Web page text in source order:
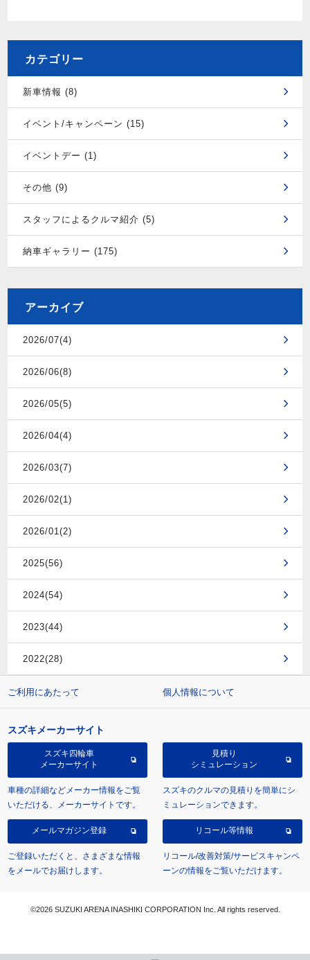
カテゴリー
新車情報 (8)
イベント/キャンペーン (15)
イベントデー (1)
その他 (9)
スタッフによるクルマ紹介 (5)
納車ギャラリー (175)
アーカイブ
2026/07(4)
2026/06(8)
2026/05(5)
2026/04(4)
2026/03(7)
2026/02(1)
2026/01(2)
2025(56)
2024(54)
2023(44)
2022(28)
ご利用にあたって 個人情報について
スズキメーカーサイト
スズキ四輪車
メーカーサイト
車種の詳細などメーカー情報をご覧
いただける、メーカーサイトです。
見積り
シミュレーション
スズキのクルマの見積りを簡単にシ
ミュレーションできます。
メールマガジン登録
ご登録いただくと、さまざまな情報
をメールでお届けします。
リコール等情報
リコール/改善対策/サービスキャンペ
ーンの情報をご覧いただけます。
©2026 SUZUKI ARENA INASHIKI CORPORATION Inc. All rights reserved.